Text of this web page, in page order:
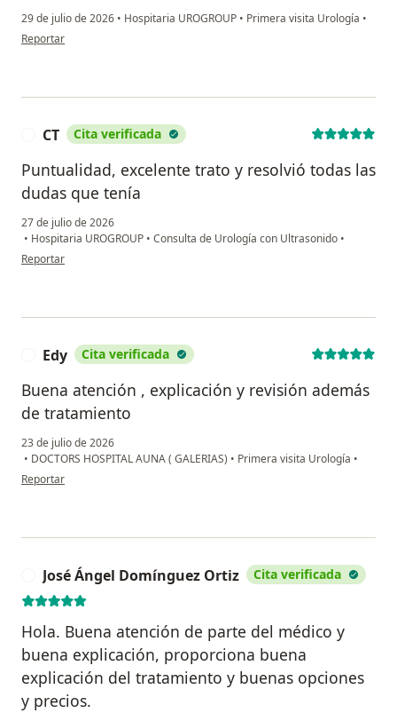
29 de julio de 2026 • Hospitaria UROGROUP • Primera visita Urología •
en opinión del usuario Juan Carlos Guerra
Reportar
CT Cita verificada
Puntualidad, excelente trato y resolvió todas las
dudas que tenía
27 de julio de 2026
• Hospitaria UROGROUP • Consulta de Urología con Ultrasonido •
en opinión del usuario CT
Reportar
Edy Cita verificada
Buena atención , explicación y revisión además
de tratamiento
23 de julio de 2026
• DOCTORS HOSPITAL AUNA ( GALERIAS) • Primera visita Urología •
en opinión del usuario Edy
Reportar
José Ángel Domínguez Ortiz Cita verificada
Hola. Buena atención de parte del médico y
buena explicación, proporciona buena
explicación del tratamiento y buenas opciones
y precios.